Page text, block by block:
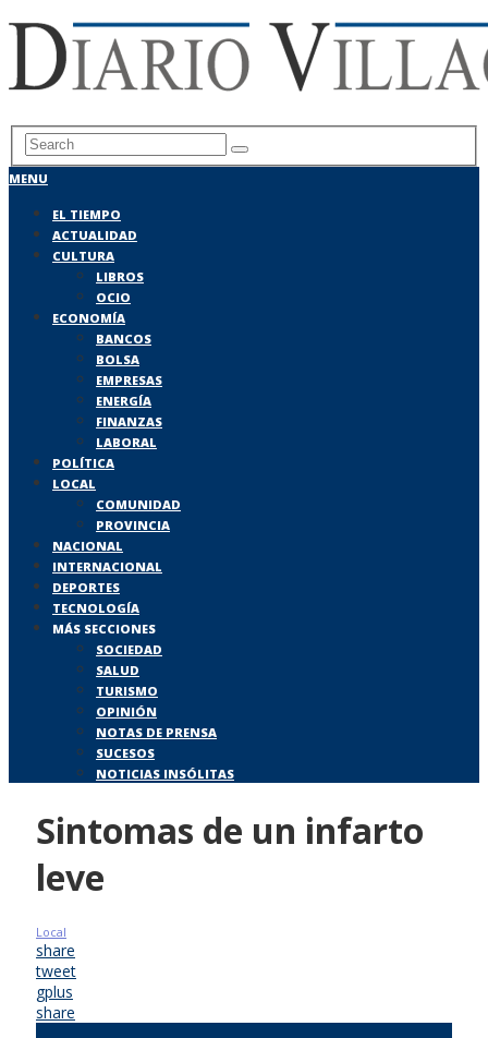
MENU
EL TIEMPO
ACTUALIDAD
CULTURA
LIBROS
OCIO
ECONOMÍA
BANCOS
BOLSA
EMPRESAS
ENERGÍA
FINANZAS
LABORAL
POLÍTICA
LOCAL
COMUNIDAD
PROVINCIA
NACIONAL
INTERNACIONAL
DEPORTES
TECNOLOGÍA
MÁS SECCIONES
SOCIEDAD
SALUD
TURISMO
OPINIÓN
NOTAS DE PRENSA
SUCESOS
NOTICIAS INSÓLITAS
Sintomas de un infarto
leve
Local
share
tweet
gplus
share